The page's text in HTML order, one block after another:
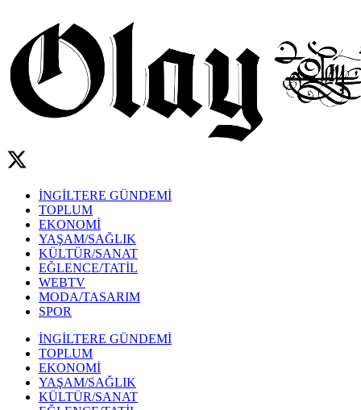
İNGİLTERE GÜNDEMİ
TOPLUM
EKONOMİ
YAŞAM/SAĞLIK
KÜLTÜR/SANAT
EĞLENCE/TATİL
WEBTV
MODA/TASARIM
SPOR
İNGİLTERE GÜNDEMİ
TOPLUM
EKONOMİ
YAŞAM/SAĞLIK
KÜLTÜR/SANAT